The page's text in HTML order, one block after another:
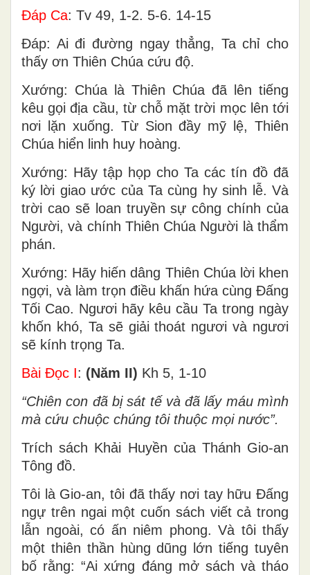
Ðáp Ca: Tv 49, 1-2. 5-6. 14-15
Ðáp: Ai đi đường ngay thẳng, Ta chỉ cho
thấy ơn Thiên Chúa cứu độ.
Xướng: Chúa là Thiên Chúa đã lên tiếng
kêu gọi địa cầu, từ chỗ mặt trời mọc lên tới
nơi lặn xuống. Từ Sion đầy mỹ lệ, Thiên
Chúa hiển linh huy hoàng.
Xướng: Hãy tập họp cho Ta các tín đồ đã
ký lời giao ước của Ta cùng hy sinh lễ. Và
trời cao sẽ loan truyền sự công chính của
Người, và chính Thiên Chúa Người là thẩm
phán.
Xướng: Hãy hiến dâng Thiên Chúa lời khen
ngợi, và làm trọn điều khấn hứa cùng Ðấng
Tối Cao. Ngươi hãy kêu cầu Ta trong ngày
khốn khó, Ta sẽ giải thoát ngươi và ngươi
sẽ kính trọng Ta.
Bài Ðọc I: (Năm II) Kh 5, 1-10
“Chiên con đã bị sát tế và đã lấy máu mình
mà cứu chuộc chúng tôi thuộc mọi nước”.
Trích sách Khải Huyền của Thánh Gio-an
Tông đồ.
Tôi là Gio-an, tôi đã thấy nơi tay hữu Ðấng
ngự trên ngai một cuốn sách viết cả trong
lẫn ngoài, có ấn niêm phong. Và tôi thấy
một thiên thần hùng dũng lớn tiếng tuyên
bố rằng: “Ai xứng đáng mở sách và tháo